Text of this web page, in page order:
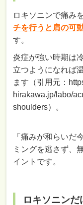
ロキソニンで痛み
チを行うと肩の可
す。
炎症が強い時期は
立つようになれば
ます（引用元：
hirakawa.jp/labo/
shoulders）。
「痛みが和らいだ
ミングを逃さず、
イントです。
ロキソニン